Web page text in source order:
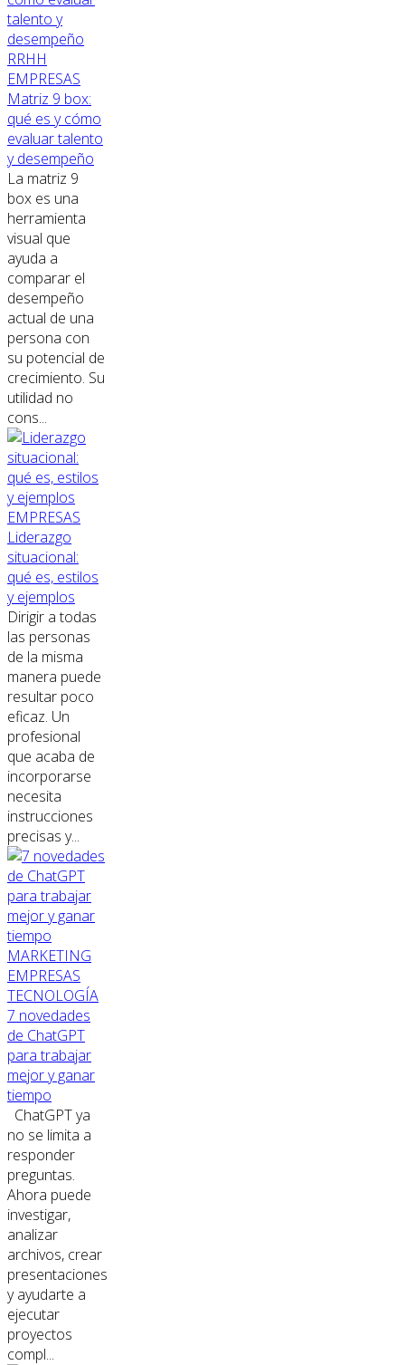
RRHH
EMPRESAS
Matriz 9 box:
qué es y cómo
evaluar talento
y desempeño
La matriz 9
box es una
herramienta
visual que
ayuda a
comparar el
desempeño
actual de una
persona con
su potencial de
crecimiento. Su
utilidad no
cons...
EMPRESAS
Liderazgo
situacional:
qué es, estilos
y ejemplos
Dirigir a todas
las personas
de la misma
manera puede
resultar poco
eficaz. Un
profesional
que acaba de
incorporarse
necesita
instrucciones
precisas y...
MARKETING
EMPRESAS
TECNOLOGÍA
7 novedades
de ChatGPT
para trabajar
mejor y ganar
tiempo
ChatGPT ya
no se limita a
responder
preguntas.
Ahora puede
investigar,
analizar
archivos, crear
presentaciones
y ayudarte a
ejecutar
proyectos
compl...